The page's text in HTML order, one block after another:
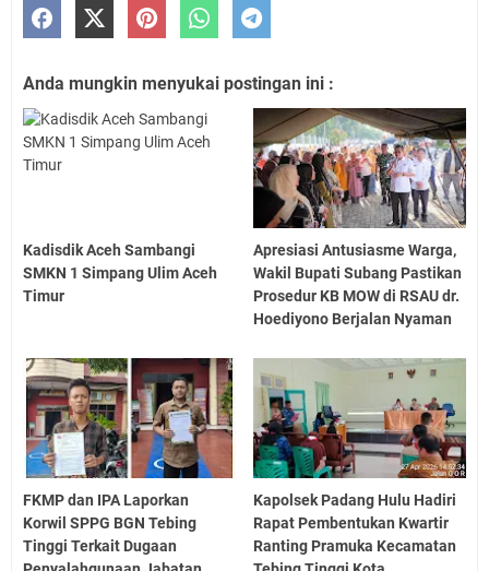
Anda mungkin menyukai postingan ini :
Kadisdik Aceh Sambangi
SMKN 1 Simpang Ulim Aceh
Timur
Apresiasi Antusiasme Warga,
Wakil Bupati Subang Pastikan
Prosedur KB MOW di RSAU dr.
Hoediyono Berjalan Nyaman
FKMP dan IPA Laporkan
Korwil SPPG BGN Tebing
Tinggi Terkait Dugaan
Kapolsek Padang Hulu Hadiri
Rapat Pembentukan Kwartir
Ranting Pramuka Kecamatan